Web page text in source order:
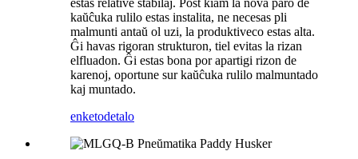
kaŭĉuka rulilo estas instalita, ne necesas pli
malmunti antaŭ ol uzi, la produktiveco estas alta.
Ĝi havas rigoran strukturon, tiel evitas la rizan
elfluadon. Ĝi estas bona por apartigi rizon de
karenoj, oportune sur kaŭĉuka rulilo malmuntado
kaj muntado.
enketodetalo